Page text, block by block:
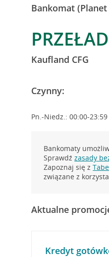
Bankomat (Planet
Kaufland CFG
Czynny:
Pn.-Niedz.: 00:00-23:59
Bankomaty
Sprawdźzasady
Zapoznaj się z
związane z
Aktualne
Kredyt